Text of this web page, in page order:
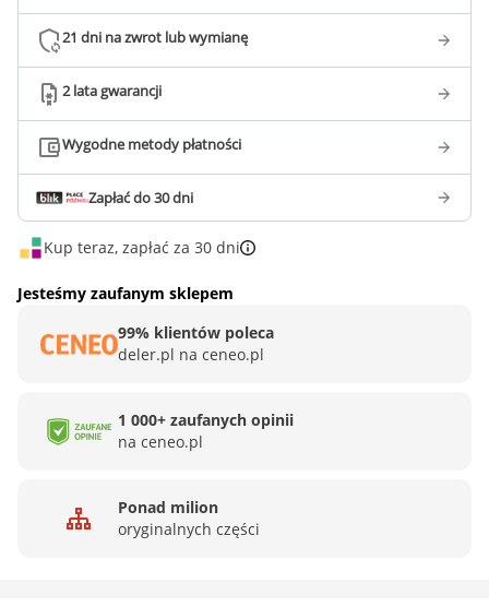
21 dni na zwrot lub wymianę
2 lata gwarancji
Wygodne metody płatności
Zapłać do 30 dni
Kup teraz, zapłać za 30 dni
Jesteśmy zaufanym sklepem
99% klientów poleca
deler.pl na ceneo.pl
1 000+ zaufanych opinii
na ceneo.pl
Ponad milion
oryginalnych części